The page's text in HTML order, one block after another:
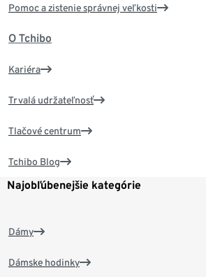
Pomoc a zistenie správnej veľkosti
O Tchibo
Kariéra
Trvalá udržateľnosť
Tlačové centrum
Tchibo Blog
Najobľúbenejšie kategórie
Dámy
Dámske hodinky